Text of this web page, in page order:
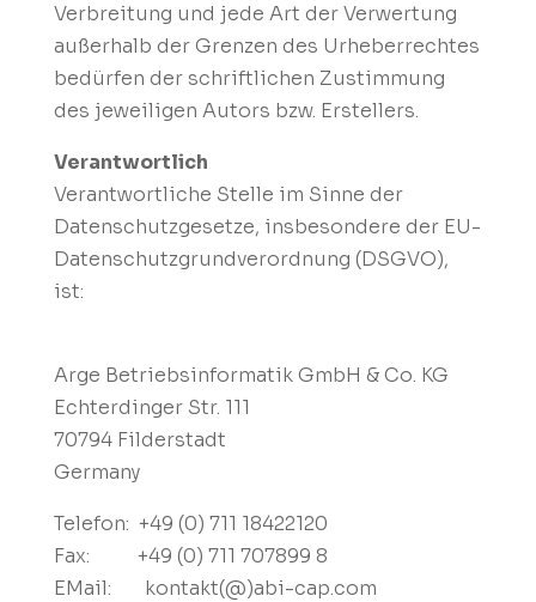
Verbreitung und jede Art der Verwertung
außerhalb der Grenzen des Urheberrechtes
bedürfen der schriftlichen Zustimmung
des jeweiligen Autors bzw. Erstellers.
Verantwortlich
Verantwortliche Stelle im Sinne der
Datenschutzgesetze, insbesondere der EU-
Datenschutzgrundverordnung (DSGVO),
ist:
Arge Betriebsinformatik GmbH & Co. KG
Echterdinger Str. 111
70794 Filderstadt
Germany
Telefon: +49 (0) 711 18422120
Fax: +49 (0) 711 707899 8
EMail: kontakt(@)abi-cap.com